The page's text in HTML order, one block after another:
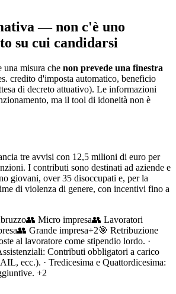
— non c'è uno
su cui candidarsi
una misura che non prevede una finestra
credito d'imposta automatico, beneficio
di decreto attuativo). Le informazioni
ma il tool di idoneità non è
tre avvisi con 12,5 milioni di euro per
I contributi sono destinati ad aziende e
giovani, over 35 disoccupati e, per la
di violenza di genere, con incentivi fino a
👥 Micro impresa👥 Lavoratori
👥 Grande impresa+2🎯 Retribuzione
al lavoratore come stipendio lordo. ·
Contributi obbligatori a carico
ecc.). · Tredicesima e Quattordicesima:
+2